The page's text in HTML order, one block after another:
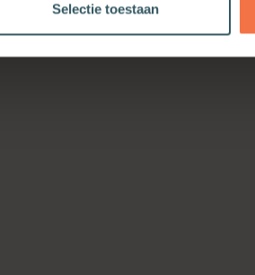
Selectie toestaan